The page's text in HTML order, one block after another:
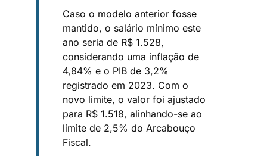
Caso o modelo anterior fosse
mantido, o salário mínimo este
ano seria de R$ 1.528,
considerando uma inflação de
4,84% e o PIB de 3,2%
registrado em 2023. Com o
novo limite, o valor foi ajustado
para R$ 1.518, alinhando-se ao
limite de 2,5% do Arcabouço
Fiscal.